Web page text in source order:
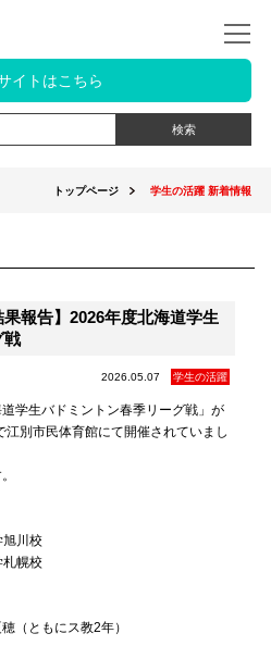
イトはこちら
トップページ 学生の活躍 新着情報
果報告】2026年度北海道学生
戦
2026.05.07 学生の活躍
学生バドミントン春季リーグ戦」が
江別市民体育館にて開催されていまし
川校
幌校
（ともにス教2年）